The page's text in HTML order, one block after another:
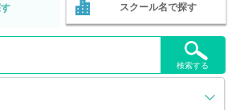
スクール名で探す
検索する